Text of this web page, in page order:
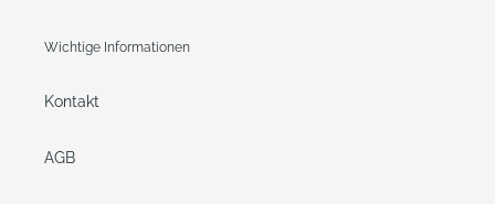
Wichtige Informationen
Kontakt
AGB